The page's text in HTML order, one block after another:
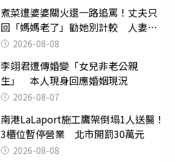
煮菜遭婆婆關火還一路追罵！丈夫只
回「媽媽老了」勸她別計較 人妻超
崩潰：我像台傭
2026-08-08
李翊君遭傳婚變「女兒非老公親
生」 本人現身回應婚姻現況
2026-08-07
南港LaLaport施工鷹架倒塌1人送醫！
3櫃位暫停營業 北市開罰30萬元
2026-08-08